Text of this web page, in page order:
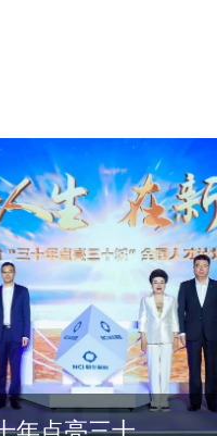
新华保险发布“三十年点亮三十城”全国人才计划